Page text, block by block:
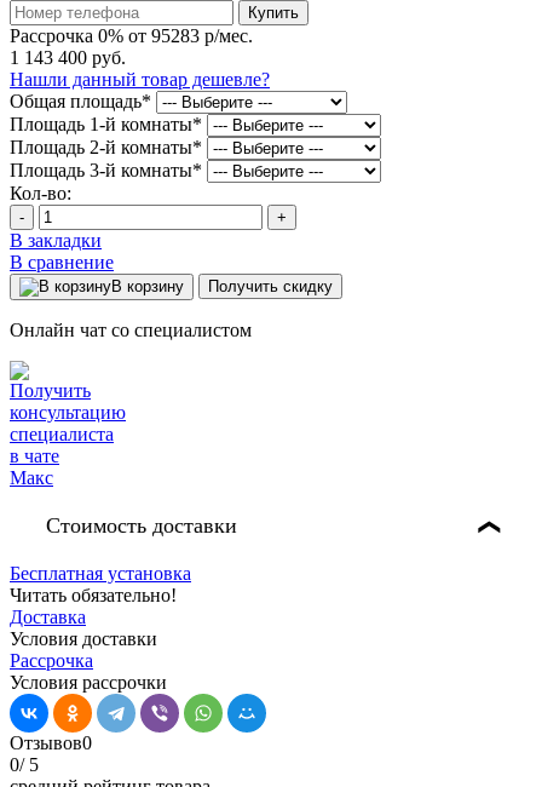
Купить
Рассрочка 0% от 95283 р/мес.
1 143 400 руб.
Нашли данный товар дешевле?
Общая площадь*
Площадь 1-й комнаты*
Площадь 2-й комнаты*
Площадь 3-й комнаты*
Кол-во:
- +
В закладки
В сравнение
В корзину Получить скидку
Онлайн чат со специалистом
Стоимость доставки ❯
Бесплатная установка
Читать обязательно!
Доставка
Условия доставки
Рассрочка
Условия рассрочки
Отзывов0
0/ 5